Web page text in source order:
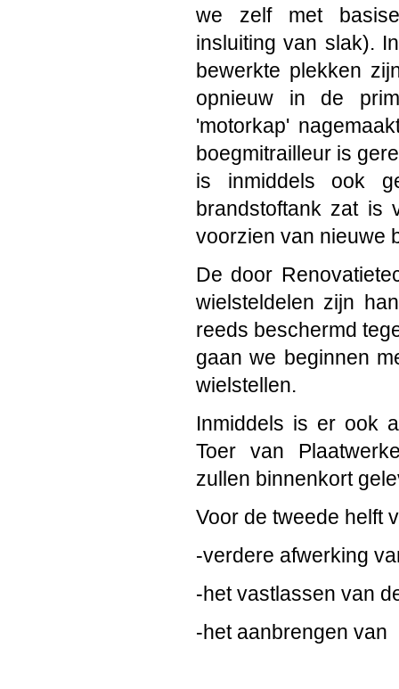
we zelf met
insluiting van slak).
bewerkte plekken
opnieuw in de
'motorkap'
boegmitrailleur is
is inmiddels ook
brandstoftank zat is
voorzien van nieuwe
De door
wielsteldelen zijn
reeds beschermd
gaan we beginnen
wielstellen.
Inmiddels is er ook
Toer van
zullen binnenkort
Voor de tweede helft
-verdere afwerking
-het vastlassen van
-het aanbrengen van